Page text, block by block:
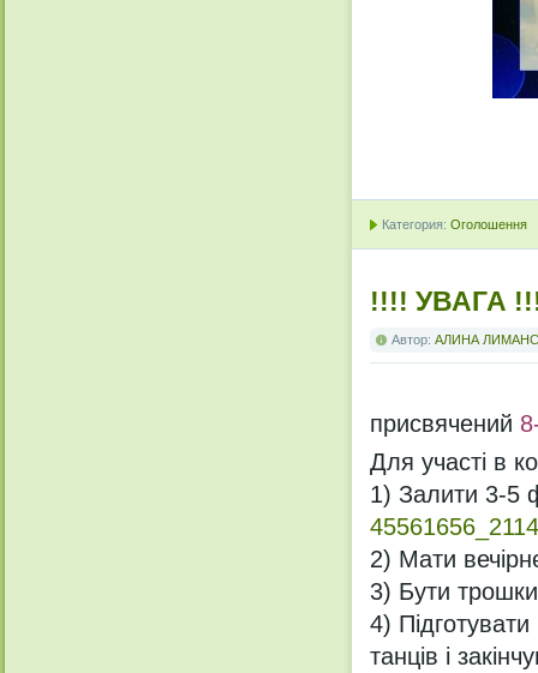
Категория: Оголошення
!!!! УВАГА
Автор: АЛИНА
присвячений
Для участі в
1) Залити 3-5
2) Мати
3) Бути
4)
танців і